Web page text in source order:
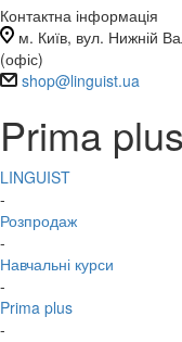
Контактна інформація
м. Київ, вул. Нижній
(офіс)
shop@linguist.ua
Prima
LINGUIST
-
Розпродаж
-
Навчальні курси
-
Prima plus
-